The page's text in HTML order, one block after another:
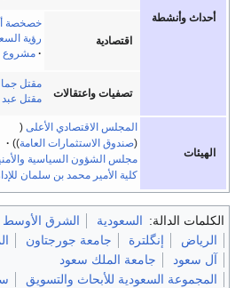
رؤية السعودية 2030
مشروع البحر الأحمر
تصفيات واعتقالات
مقتل جمال خاشقجي
مقتل عبد الرحيم
المجلس الاقتصادي الأعلى
صندوق الاستثمارات العامة‏‏
مجلس الشؤون السياسية والأمنية
كلية الأمير محمد بن سلمان للإدارة وريادة
السعودية الشرق الأوسط
الولايات
إنگلترة جامعة جورجتاون
المدينة المنورة
جامعة الملك سعود
السعودية للأبحاث والتسويق
سلطان